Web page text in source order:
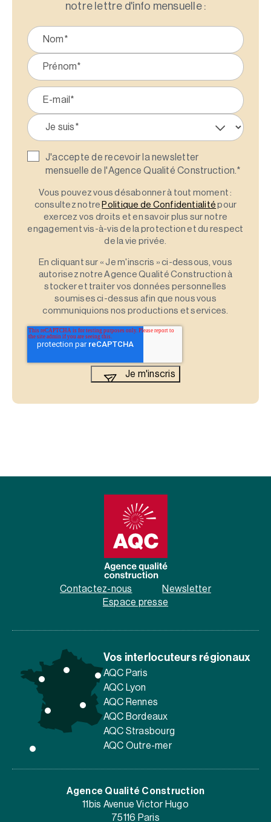
notre lettre d'info mensuelle :
J'accepte de recevoir la newsletter
mensuelle de l'Agence Qualité Construction.*
Vous pouvez vous désabonner à tout moment :
consultez notre Politique de Confidentialité pour
exercez vos droits et en savoir plus sur notre
engagement vis-à-vis de la protection et du respect
de la vie privée.
En cliquant sur « Je m'inscris » ci-dessous, vous
autorisez notre Agence Qualité Construction à
stocker et traiter vos données personnelles
soumises ci-dessus afin que nous vous
communiquions nos productions et services.
Contactez-nous
Newsletter
Espace presse
Vos interlocuteurs régionaux
AQC Paris
AQC Lyon
AQC Rennes
AQC Bordeaux
AQC Strasbourg
AQC Outre-mer
Agence Qualité Construction
11bis Avenue Victor Hugo
75116 Paris